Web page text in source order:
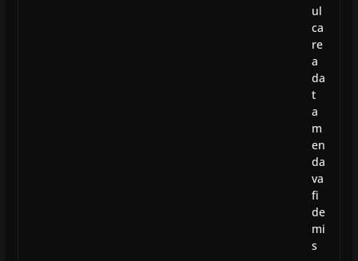
ul
ca
re
a
da
t
a
m
en
da
va
fi
de
mi
s